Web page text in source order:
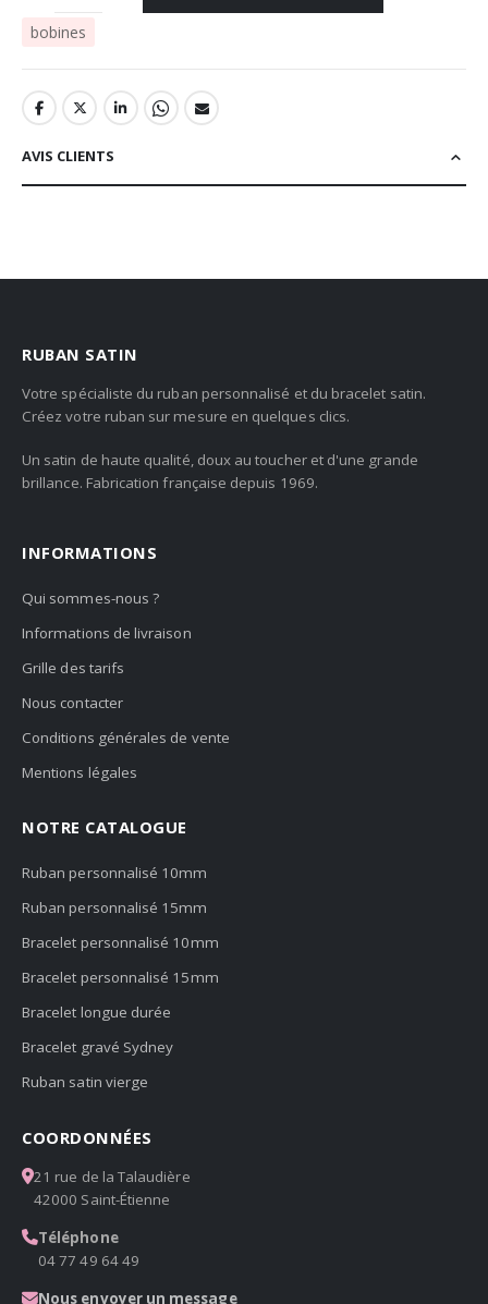
bobines
AVIS CLIENTS
RUBAN SATIN
Votre spécialiste du ruban personnalisé et du bracelet satin.
Créez votre ruban sur mesure en quelques clics.
Un satin de haute qualité, doux au toucher et d'une grande
brillance. Fabrication française depuis 1969.
INFORMATIONS
Qui sommes-nous ?
Informations de livraison
Grille des tarifs
Nous contacter
Conditions générales de vente
Mentions légales
NOTRE CATALOGUE
Ruban personnalisé 10mm
Ruban personnalisé 15mm
Bracelet personnalisé 10mm
Bracelet personnalisé 15mm
Bracelet longue durée
Bracelet gravé Sydney
Ruban satin vierge
COORDONNÉES
21 rue de la Talaudière
42000 Saint-Étienne
Téléphone
04 77 49 64 49
Nous envoyer un message